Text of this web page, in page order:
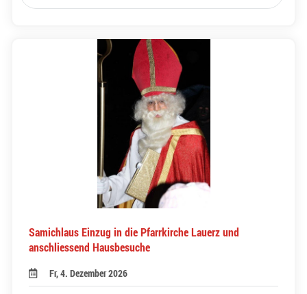
Samichlaus Einzug in die Pfarrkirche Lauerz und
anschliessend Hausbesuche
Fr, 4. Dezember 2026